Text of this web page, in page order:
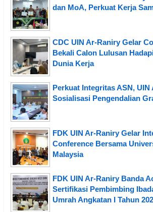
dan MoA, Perkuat Kerja
CDC UIN Ar-Raniry Gelar
Bekali Calon Lulusan
Dunia Kerja
Perkuat Integritas ASN, UIN
Sosialisasi Pengendalian
FDK UIN Ar-Raniry Gelar
Conference Bersama
Malaysia
FDK UIN Ar-Raniry Banda
Sertifikasi Pembimbing
Umrah Angkatan I Tahun